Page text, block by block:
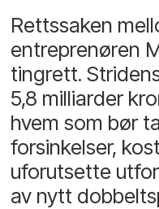
Rettssaken
entreprenøren
tingrett.
5,8 milliarder
hvem som bør
forsinkelser,
uforutsette
av nytt